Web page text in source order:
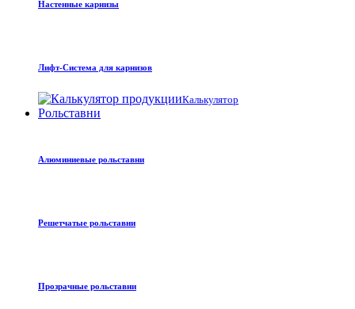
Настенные карнизы
Лифт-Система для карнизов
Калькулятор
Рольставни
Алюминиевые рольставни
Решетчатые рольставни
Прозрачные рольставни